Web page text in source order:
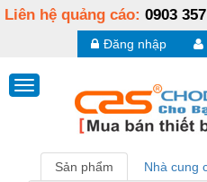
Liên hệ quảng cáo: 0903
Đăng nhập
Sản phẩm Nhà cung